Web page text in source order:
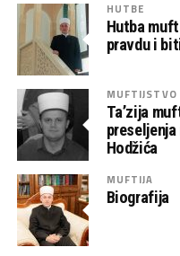
HUTBE
Hutba
pravdu i
MUFTIJSTVO
Ta’zija
Hodžića
MUFTIJA
Biografija